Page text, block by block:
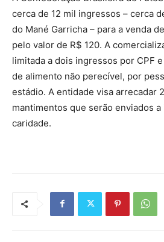
cerca de 12 mil ingressos – cerca
do Mané Garricha – para a venda
pelo valor de R$ 120. A
limitada a dois ingressos por CPF
de alimento não perecível, por
estádio. A entidade visa arrecadar
mantimentos que serão enviados
caridade.